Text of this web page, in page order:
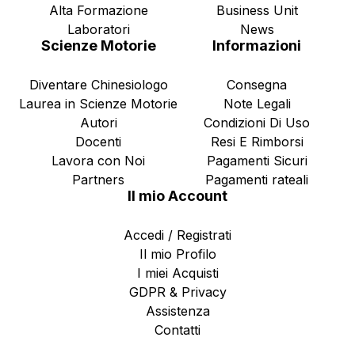
Alta Formazione
Laboratori
Business Unit
News
Scienze Motorie
Diventare Chinesiologo
Laurea in Scienze Motorie
Autori
Docenti
Lavora con Noi
Partners
Informazioni
Consegna
Note Legali
Condizioni Di Uso
Resi E Rimborsi
Pagamenti Sicuri
Pagamenti rateali
Il mio Account
Accedi / Registrati
Il mio Profilo
I miei Acquisti
GDPR & Privacy
Assistenza
Contatti